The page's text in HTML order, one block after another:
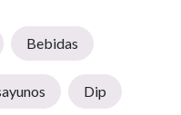
Bebidas
Dip